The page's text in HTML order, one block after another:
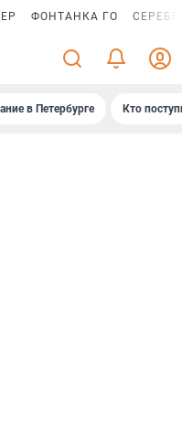
ФОНТАНКА ГО
в Петербурге Кто